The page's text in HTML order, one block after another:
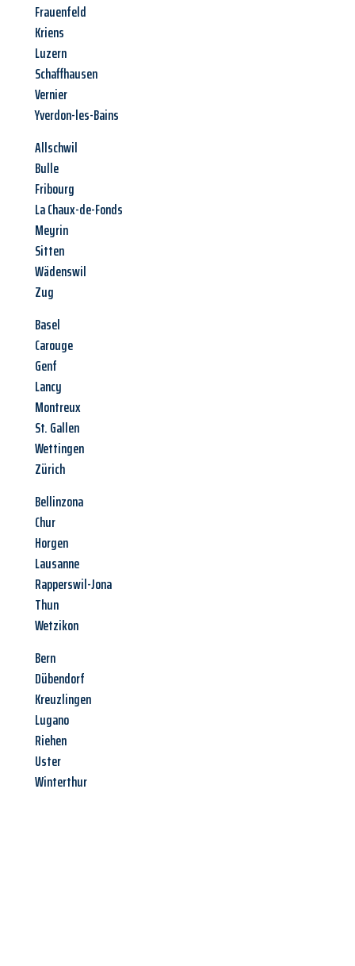
Frauenfeld
Kriens
Luzern
Schaffhausen
Vernier
Yverdon-les-Bains
Allschwil
Bulle
Fribourg
La Chaux-de-Fonds
Meyrin
Sitten
Wädenswil
Zug
Basel
Carouge
Genf
Lancy
Montreux
St. Gallen
Wettingen
Zürich
Bellinzona
Chur
Horgen
Lausanne
Rapperswil-Jona
Thun
Wetzikon
Bern
Dübendorf
Kreuzlingen
Lugano
Riehen
Uster
Winterthur